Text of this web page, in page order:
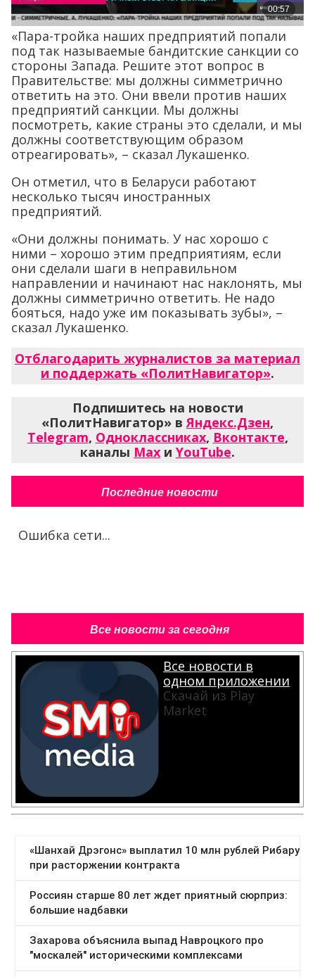
«Пара-тройка наших предприятий попали
под так называемые бандитские санкции со
стороны Запада. Решите этот вопрос в
Правительстве: мы должны симметрично
ответить на это. Они ввели против наших
предприятий санкции. Мы должны
посмотреть, какие страны это сделали, и мы
должны соответствующим образом
отреагировать», – сказал Лукашенко.
Он отметил, что в Беларуси работают
несколько тысяч иностранных
предприятий.
«Они должны понимать. У нас хорошо с
ними – хорошо этим предприятиям, если
они сделали шаги в неправильном
направлении и начинают нас наклонять, мы
должны симметрично ответить. Не надо
бояться, надо уже им показывать зубы», –
сказал Лукашенко.
Отблагодарить журналистов за материал
и поддержать «ПолитНавигатор».
Подпишитесь на новости
«ПолитНавигатор» вЯндекс.Дзен,
Telegram, Одноклассниках, Вконтакте,
каналы Max и YouTube.
Последние новости
Ошибка сети...
Все новости за сегодня
Все новости в
одном приложении
Скачай из Play
Market